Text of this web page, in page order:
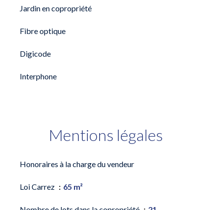
Jardin en copropriété
Fibre optique
Digicode
Interphone
Mentions légales
Honoraires à la charge du vendeur
Loi Carrez 65 m²